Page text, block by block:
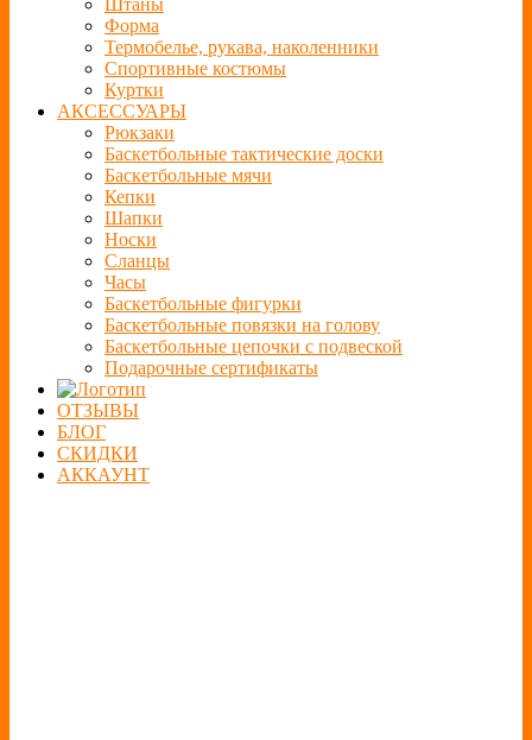
Штаны
Форма
Термобелье, рукава, наколенники
Спортивные костюмы
Куртки
АКСЕССУАРЫ
Рюкзаки
Баскетбольные тактические доски
Баскетбольные мячи
Кепки
Шапки
Носки
Сланцы
Часы
Баскетбольные фигурки
Баскетбольные повязки на голову
Баскетбольные цепочки с подвеской
Подарочные сертификаты
ОТЗЫВЫ
БЛОГ
СКИДКИ
АККАУНТ